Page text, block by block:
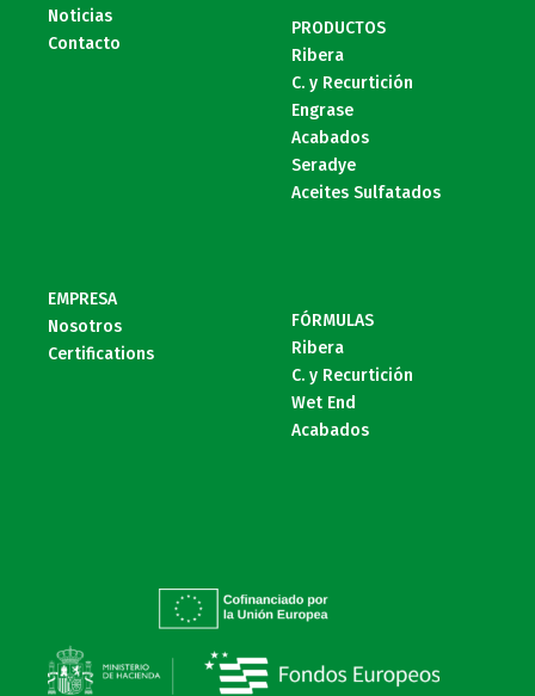
Noticias
Contacto
PRODUCTOS
Ribera
C. y Recurtición
Engrase
Acabados
Seradye
Aceites Sulfatados
EMPRESA
Nosotros
Certifications
FÓRMULAS
Ribera
C. y Recurtición
Wet End
Acabados